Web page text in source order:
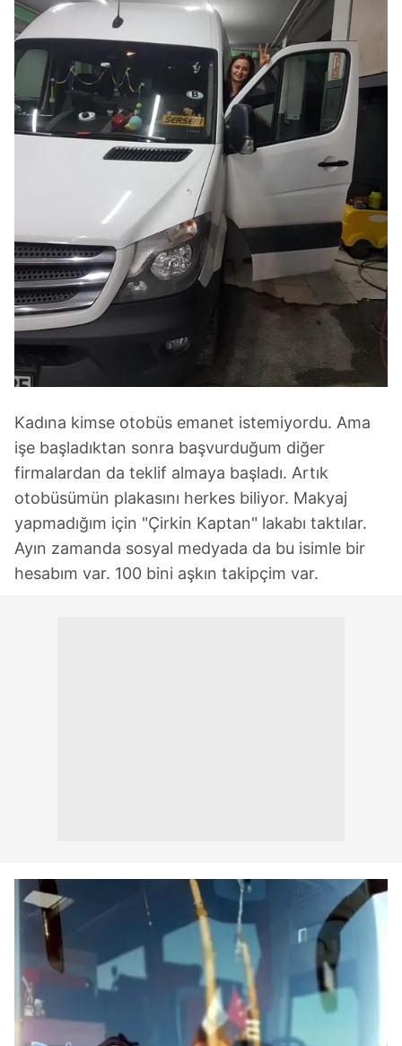
Kadına kimse otobüs emanet istemiyordu. Ama
işe başladıktan sonra başvurduğum diğer
firmalardan da teklif almaya başladı. Artık
otobüsümün plakasını herkes biliyor. Makyaj
yapmadığım için "Çirkin Kaptan" lakabı taktılar.
Ayın zamanda sosyal medyada da bu isimle bir
hesabım var. 100 bini aşkın takipçim var.